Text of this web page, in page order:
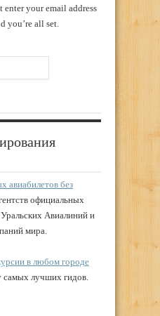
enter your email address
you’re all set.
авиабилетов без
официальных
Авиалиний и
мира.
в любом городе
самых лучших гидов.